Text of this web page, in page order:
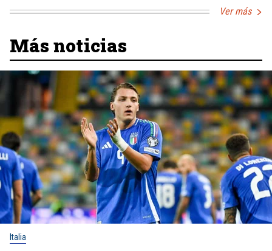
Ver más
Más noticias
Italia